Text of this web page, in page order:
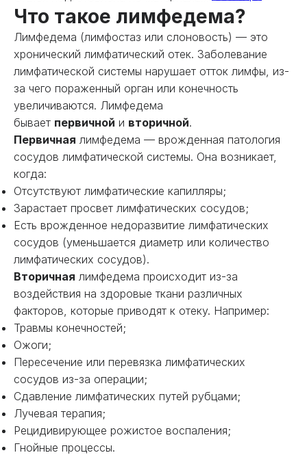
Что такое лимфедема?
Лимфедема (лимфостаз или слоновость) — это
хронический лимфатический отек. Заболевание
лимфатической системы нарушает отток лимфы, из-
за чего пораженный орган или конечность
увеличиваются. Лимфедема
бывает первичной и вторичной.
Первичная лимфедема — врожденная патология
сосудов лимфатической системы. Она возникает,
когда:
Отсутствуют лимфатические капилляры;
Зарастает просвет лимфатических сосудов;
Есть врожденное недоразвитие лимфатических
сосудов (уменьшается диаметр или количество
лимфатических сосудов).
Вторичная лимфедема происходит из-за
воздействия на здоровые ткани различных
факторов, которые приводят к отеку. Например:
Травмы конечностей;
Ожоги;
Пересечение или перевязка лимфатических
сосудов из-за операции;
Сдавление лимфатических путей рубцами;
Лучевая терапия;
Рецидивирующее рожистое воспаления;
Гнойные процессы.